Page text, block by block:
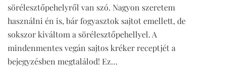
sörélesztőpehelyről van szó. Nagyon szeretem
használni én is, bár fogyasztok sajtot emellett, de
sokszor kiváltom a sörélesztőpehellyel. A
mindenmentes vegán sajtos kréker receptjét a
bejegyzésben megtalálod! Ez…